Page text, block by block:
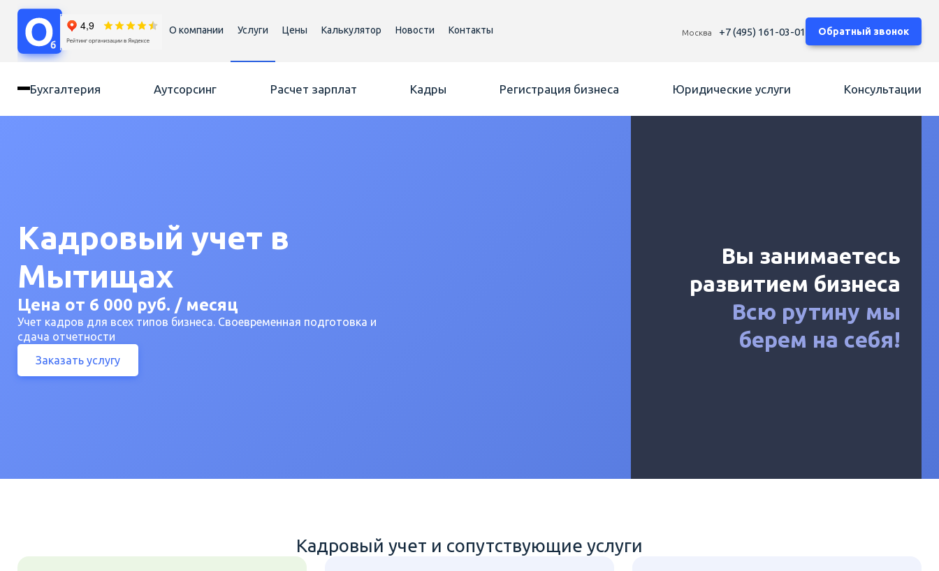
О компании Услуги Цены Калькулятор Новости Контакты Москва +7 (495) 161-03-01 Обратный звонок
Бухгалтерия Аутсорсинг Расчет зарплат Кадры Регистрация бизнеса Юридические услуги Консультации
Кадровый учет в
Мытищах
Цена от 6 000 руб. / месяц
Учет кадров для всех типов бизнеса. Своевременная подготовка и
сдача отчетности
Заказать услугу
Вы занимаетесь
развитием бизнеса
Всю рутину мы
берем на себя!
Кадровый учет и сопутствующие услуги